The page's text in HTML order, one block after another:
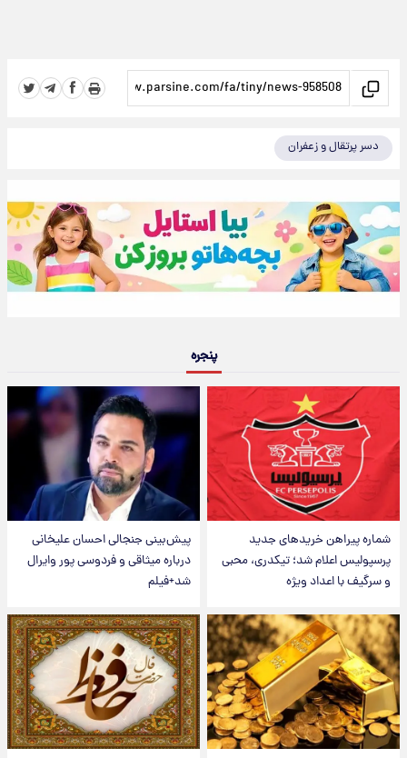
دسر پرتقال و زعفران
پنجره
شماره پیراهن خریدهای جدید
پرسپولیس اعلام شد؛ تیکدری، محبی
و سرگیف با اعداد ویژه
پیش‌بینی جنجالی احسان علیخانی
درباره میثاقی و فردوسی پور وایرال
شد+فیلم